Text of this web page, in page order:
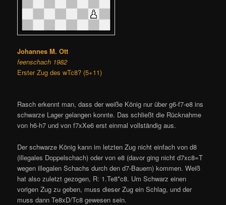
Johannes M. Ott
feenschach 1982
Erster Zug des wTc8? (5+11)
Rasch erkennt man, dass der weiße König nur über g6-f7-e8 ins
schwarze Lager gelangen konnte. Das schließt die Rücknahme
von h6-h7 und von f7xXe6 erst einmal vollständig aus.
Der schwarze König kann im letzten Zug nicht einfach von d8
(illegales Doppelschach) oder von e8 (davor ging nicht d7xc8=T
wegen illegalen Schachs durch den d7-Bauern) kommen. Weiß
hat also zuletzt gezogen, R: 1.Te8*c8. Um Schwarz einen
vorigen Zug zu geben, muss dieser Zug ein Schlag, und der
muss dann Te8xD/Tc8 gewesen sein.